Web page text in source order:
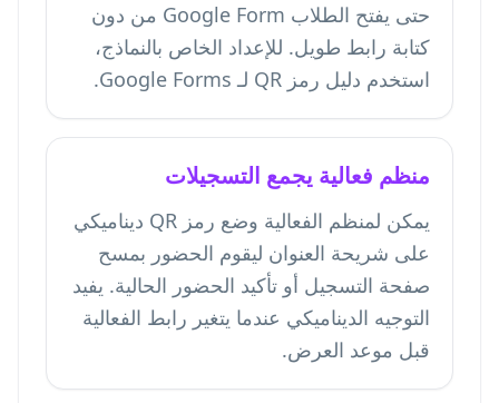
حتى يفتح الطلاب Google Form من دون
كتابة رابط طويل. للإعداد الخاص بالنماذج،
استخدم دليل رمز QR لـ Google Forms .
منظم فعالية يجمع التسجيلات
يمكن لمنظم الفعالية وضع رمز QR ديناميكي
على شريحة العنوان ليقوم الحضور بمسح
صفحة التسجيل أو تأكيد الحضور الحالية. يفيد
التوجيه الديناميكي عندما يتغير رابط الفعالية
قبل موعد العرض.